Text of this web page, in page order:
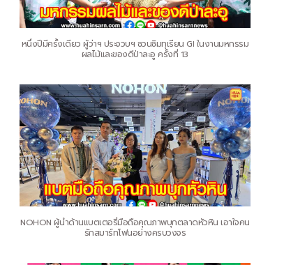
หนึ่งปีมีครั้งเดียว ผู้ว่าฯ ประจวบฯ ชวนชิมทุเรียน GI ในงานมหกรรม
ผลไม้และของดีป่าละอู ครั้งที่ 13
NOHON ผู้นำด้านแบตเตอรี่มือถือคุณภาพบุกตลาดหัวหิน เอาใจคน
รักสมาร์ทโฟนอย่างครบวงจร